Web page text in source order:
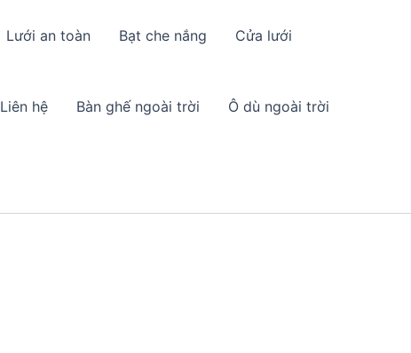
Lưới an toàn Bạt che nắng Cửa lưới
Liên hệ Bàn ghế ngoài trời Ô dù ngoài trời